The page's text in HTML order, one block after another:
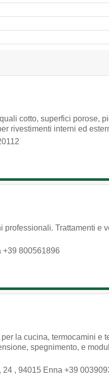
cotto, superfici porose,
rivestimenti interni ed
Trattamenti e
+39 800561896
la cucina, termocamini e
spegnimento, e
24 , 94015 Enna +39